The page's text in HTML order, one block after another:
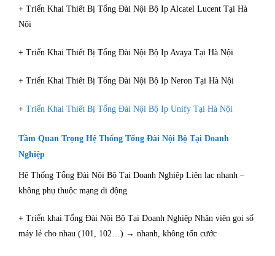
+ Triển Khai Thiết Bị Tổng Đài Nội Bộ Ip Alcatel Lucent Tại Hà
Nội
+ Triển Khai Thiết Bị Tổng Đài Nội Bộ Ip Avaya Tại Hà Nội
+ Triển Khai Thiết Bị Tổng Đài Nội Bộ Ip Neron Tại Hà Nội
+ Triển Khai Thiết Bị Tổng Đài Nội Bộ Ip Unify Tại Hà Nội
Tầm Quan Trọng Hệ Thống Tổng Đài Nội Bộ Tại Doanh
Nghiệp
Hệ Thống Tổng Đài Nội Bộ Tại Doanh Nghiệp Liên lạc nhanh –
không phụ thuộc mạng di động
+ Triển khai Tổng Đài Nội Bộ Tại Doanh Nghiệp Nhân viên gọi số
máy lẻ cho nhau (101, 102…) → nhanh, không tốn cước